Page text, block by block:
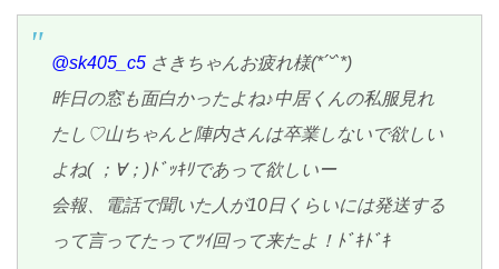
@sk405_c5 さきちゃんお疲れ様(*´˘`*)
昨日の窓も面白かったよね♪中居くんの私服見れ
たし♡山ちゃんと陣内さんは卒業しないで欲しい
よね( ；∀；)ﾄﾞｯｷﾘであって欲しいー
会報、電話で聞いた人が10日くらいには発送する
って言ってたってﾂｲ回って来たよ！ﾄﾞｷﾄﾞｷ